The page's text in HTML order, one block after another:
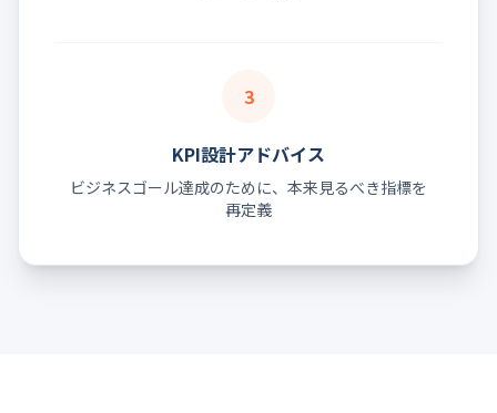
3
KPI設計アドバイス
ビジネスゴール達成のために、本来見るべき指標を
再定義